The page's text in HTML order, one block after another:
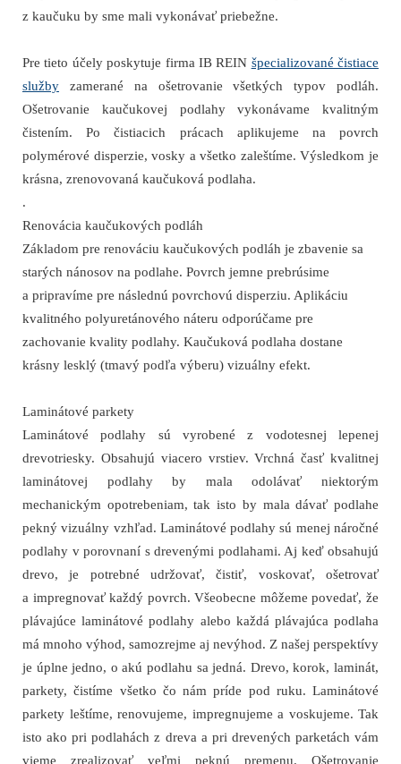
z kaučuku by sme mali vykonávať priebežne.
Pre tieto účely poskytuje firma IB REIN špecializované čistiace
služby zamerané na ošetrovanie všetkých typov podláh.
Ošetrovanie kaučukovej podlahy vykonávame kvalitným
čistením. Po čistiacich prácach aplikujeme na povrch
polymérové disperzie, vosky a všetko zaleštíme. Výsledkom je
krásna, zrenovovaná kaučuková podlaha.
.
Renovácia kaučukových podláh
Základom pre renováciu kaučukových podláh je zbavenie sa
starých nánosov na podlahe. Povrch jemne prebrúsime
a pripravíme pre následnú povrchovú disperziu. Aplikáciu
kvalitného polyuretánového náteru odporúčame pre
zachovanie kvality podlahy. Kaučuková podlaha dostane
krásny lesklý (tmavý podľa výberu) vizuálny efekt.
Laminátové parkety
Laminátové podlahy sú vyrobené z vodotesnej lepenej
drevotriesky. Obsahujú viacero vrstiev. Vrchná časť kvalitnej
laminátovej podlahy by mala odolávať niektorým
mechanickým opotrebeniam, tak isto by mala dávať podlahe
pekný vizuálny vzhľad. Laminátové podlahy sú menej náročné
podlahy v porovnaní s drevenými podlahami. Aj keď obsahujú
drevo, je potrebné udržovať, čistiť, voskovať, ošetrovať
a impregnovať každý povrch. Všeobecne môžeme povedať, že
plávajúce laminátové podlahy alebo každá plávajúca podlaha
má mnoho výhod, samozrejme aj nevýhod. Z našej perspektívy
je úplne jedno, o akú podlahu sa jedná. Drevo, korok, laminát,
parkety, čistíme všetko čo nám príde pod ruku. Laminátové
parkety leštíme, renovujeme, impregnujeme a voskujeme. Tak
isto ako pri podlahách z dreva a pri drevených parketách vám
vieme zrealizovať veľmi peknú premenu. Ošetrovanie